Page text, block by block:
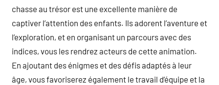
chasse au trésor est une excellente manière de
captiver l’attention des enfants. Ils adorent l’aventure et
l’exploration, et en organisant un parcours avec des
indices, vous les rendrez acteurs de cette animation.
En ajoutant des énigmes et des défis adaptés à leur
âge, vous favoriserez également le travail d’équipe et la